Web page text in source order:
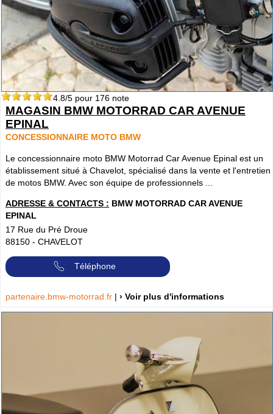
4.8/5 pour 176 note
MAGASIN BMW MOTORRAD CAR AVENUE
EPINAL
CONCESSIONNAIRE MOTO BMW
Le concessionnaire moto BMW Motorrad Car Avenue Epinal est un
établissement situé à Chavelot, spécialisé dans la vente et l'entretien
de motos BMW. Avec son équipe de professionnels ...
ADRESSE & CONTACTS : BMW MOTORRAD CAR AVENUE
EPINAL
17 Rue du Pré Droue
88150 - CHAVELOT
Téléphone
partenaire.bmw-motorrad.fr | › Voir plus d'informations